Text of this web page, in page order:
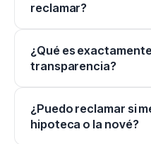
reclamar?
¿Qué es
transparencia?
¿Puedo reclamar si
hipoteca o la nové?